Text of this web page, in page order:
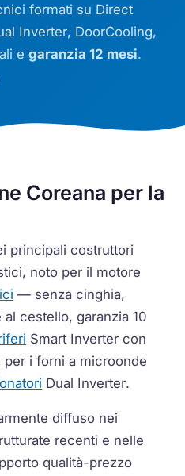
formati su Direct
Inverter, DoorCooling,
egaranzia 12 mesi.
Coreana per la
principali costruttori
noto per il motore
— senza cinghia,
cestello, garanzia 10
Smart Inverter con
per i forni a microonde
Dual Inverter.
diffuso nei
recenti e nelle
qualità-prezzo